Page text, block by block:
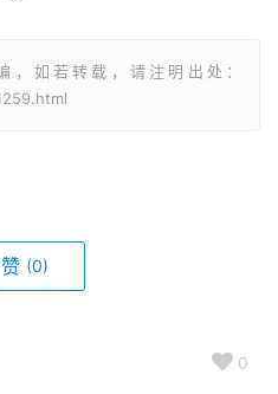
，如若转载，请注明出处：
赞 (0)
0